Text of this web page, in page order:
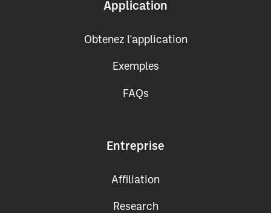
Application
Obtenez l'application
Exemples
FAQs
Entreprise
Affiliation
Research